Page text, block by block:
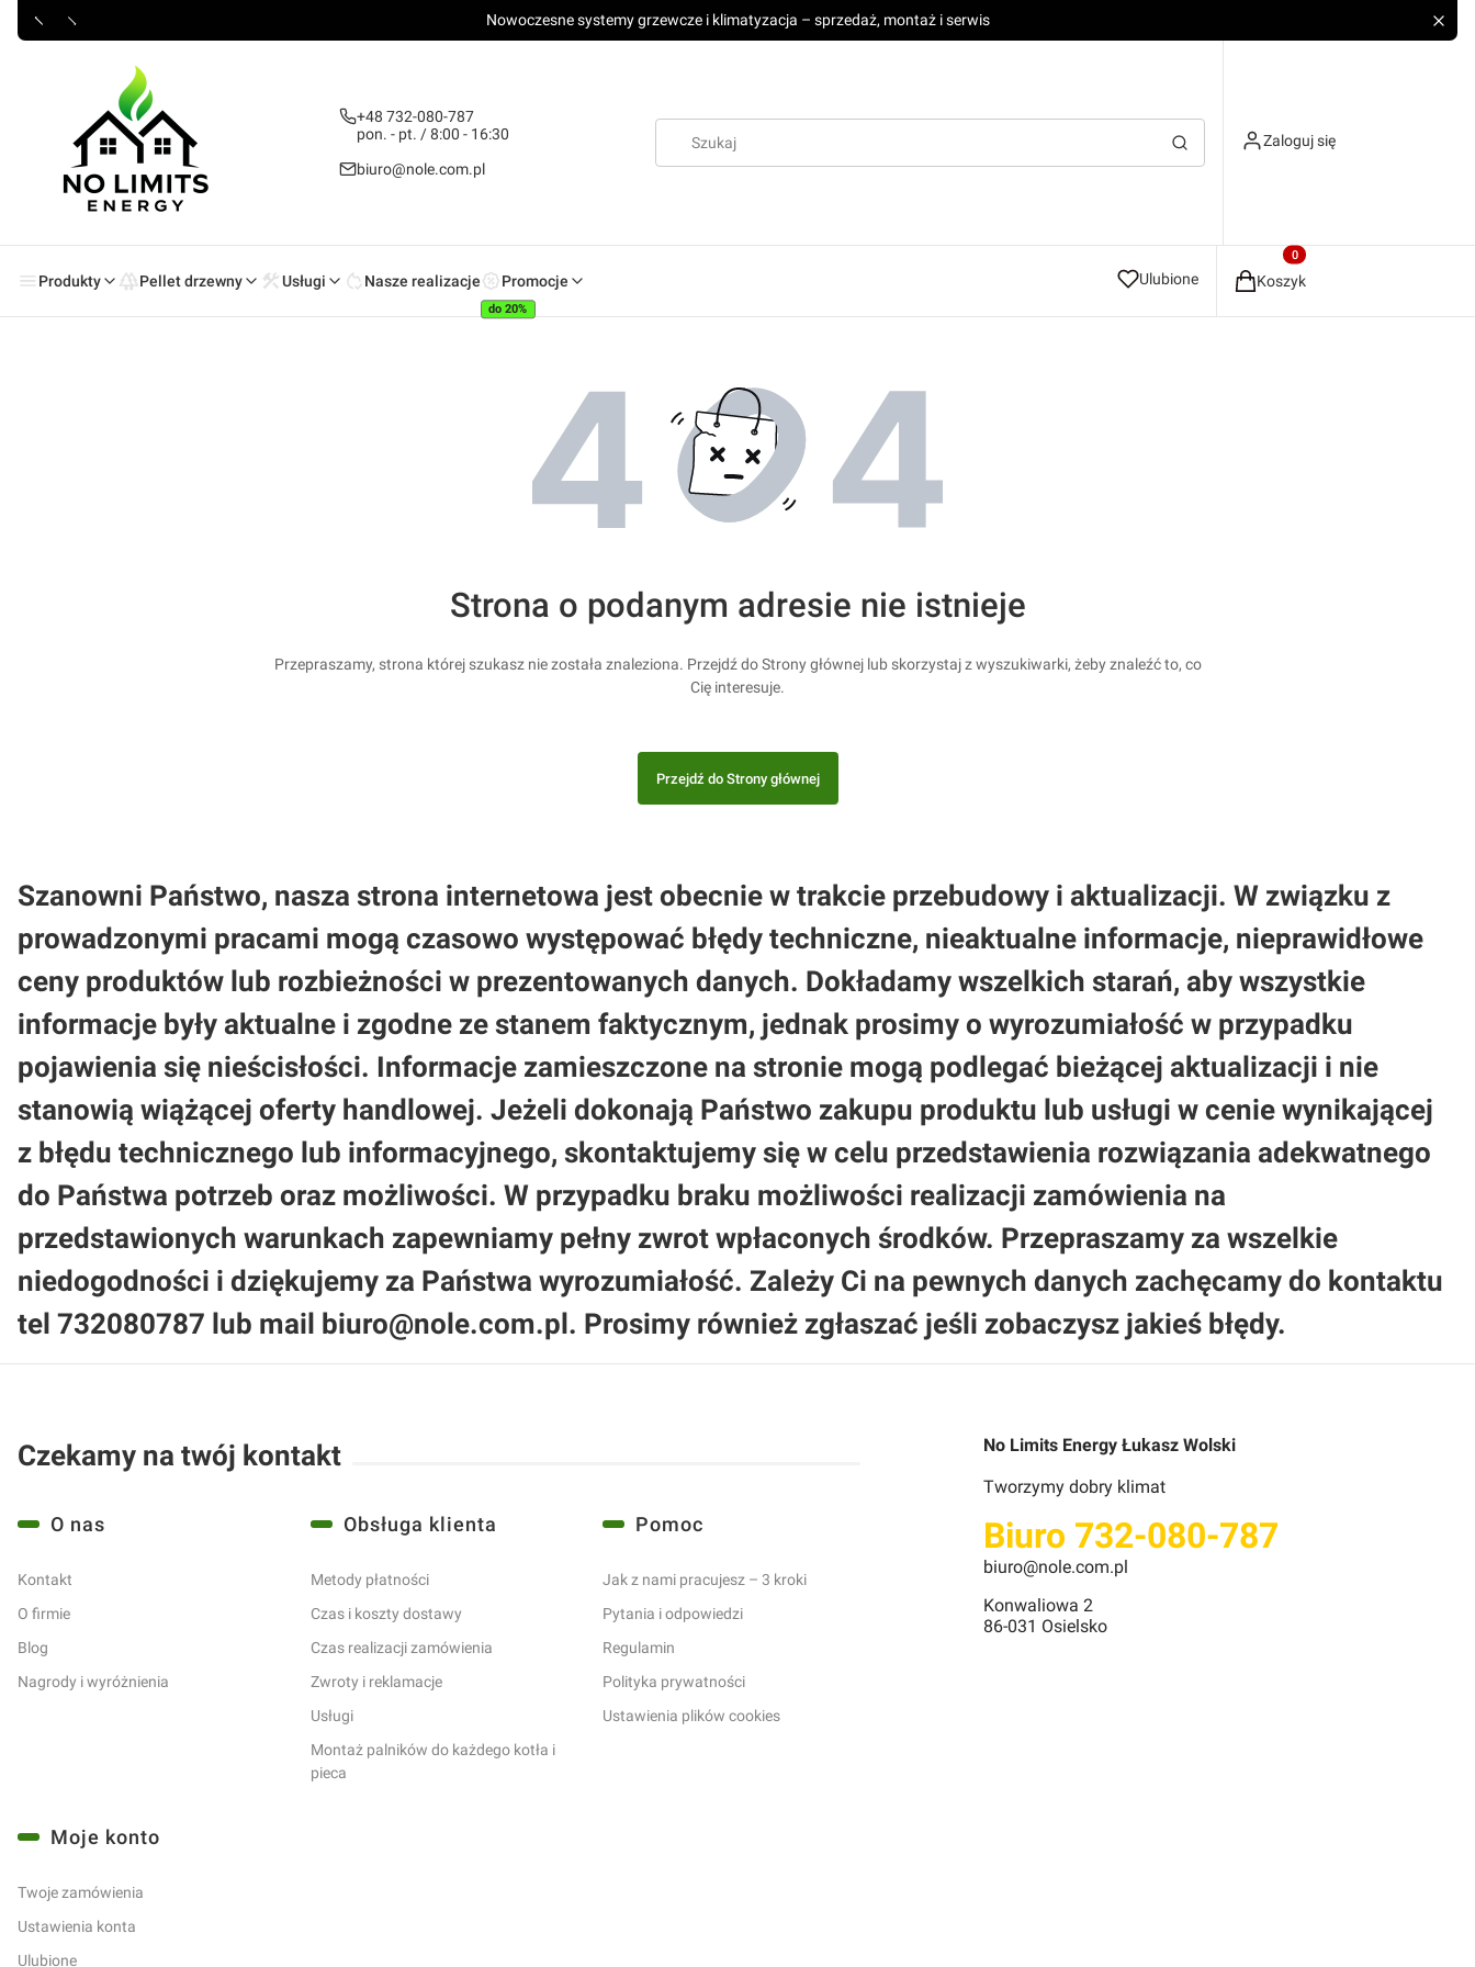
Nowoczesne systemy grzewcze i klimatyzacja – sprzedaż, montaż i serwis
+48 732-080-787
pon. - pt. / 8:00 - 16:30
biuro@nole.com.pl
WyczyśćSzukaj
Zaloguj się
Produkty Pellet drzewny Usługi Nasze realizacje Promocje
do 20%
Ulubione
Produkty w koszyku: 0.
Koszyk
Strona o podanym adresie nie istnieje
Przepraszamy, strona której szukasz nie została znaleziona. Przejdź do Strony głównej lub skorzystaj z wyszukiwarki, żeby znaleźć to, co
Cię interesuje.
Przejdź do Strony głównej
Szanowni Państwo, nasza strona internetowa jest obecnie w trakcie przebudowy i aktualizacji. W związku z
prowadzonymi pracami mogą czasowo występować błędy techniczne, nieaktualne informacje, nieprawidłowe
ceny produktów lub rozbieżności w prezentowanych danych. Dokładamy wszelkich starań, aby wszystkie
informacje były aktualne i zgodne ze stanem faktycznym, jednak prosimy o wyrozumiałość w przypadku
pojawienia się nieścisłości. Informacje zamieszczone na stronie mogą podlegać bieżącej aktualizacji i nie
stanowią wiążącej oferty handlowej. Jeżeli dokonają Państwo zakupu produktu lub usługi w cenie wynikającej
z błędu technicznego lub informacyjnego, skontaktujemy się w celu przedstawienia rozwiązania adekwatnego
do Państwa potrzeb oraz możliwości. W przypadku braku możliwości realizacji zamówienia na
przedstawionych warunkach zapewniamy pełny zwrot wpłaconych środków. Przepraszamy za wszelkie
niedogodności i dziękujemy za Państwa wyrozumiałość. Zależy Ci na pewnych danych zachęcamy do kontaktu
tel 732080787 lub mail biuro@nole.com.pl. Prosimy również zgłaszać jeśli zobaczysz jakieś błędy.
Czekamy na twój kontakt
Linki w stopce
O nas
Kontakt
O firmie
Blog
Nagrody i wyróżnienia
Obsługa klienta
Metody płatności
Czas i koszty dostawy
Czas realizacji zamówienia
Zwroty i reklamacje
Usługi
Montaż palników do każdego kotła i
pieca
Pomoc
Jak z nami pracujesz – 3 kroki
Pytania i odpowiedzi
Regulamin
Polityka prywatności
Ustawienia plików cookies
Moje konto
Twoje zamówienia
Ustawienia konta
Ulubione
No Limits Energy Łukasz Wolski
Tworzymy dobry klimat
Biuro 732-080-787
biuro@nole.com.pl
Konwaliowa 2
86-031 Osielsko